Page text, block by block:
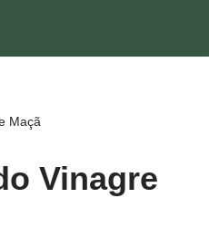
Maçã
Vinagre